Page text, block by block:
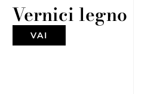
Vernici legno
VAI